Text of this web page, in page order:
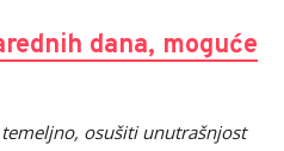
dana, moguće
osušiti unutrašnjost